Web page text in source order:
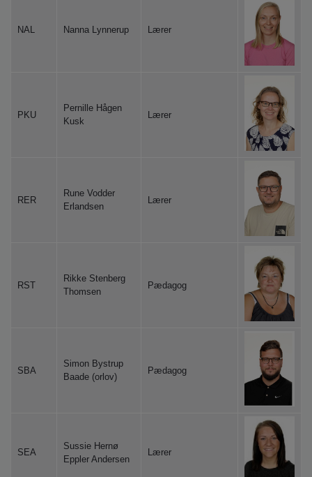
NAL Nanna Lynnerup Lærer
PKU
Pernille Hågen
Kusk
Lærer
RER
Rune Vodder
Erlandsen
Lærer
RST
Rikke Stenberg
Thomsen
Pædagog
SBA
Simon Bystrup
Baade (orlov)
Pædagog
SEA
Sussie Hernø
Eppler Andersen
Lærer